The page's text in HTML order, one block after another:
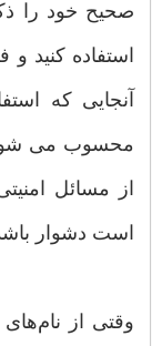
صحیح خود را
استفاده کنید
آنجایی که
محسوب می
از مسائل
است دشوار
وقتی از